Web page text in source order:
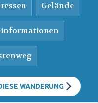
Gelände
WANDERUNG